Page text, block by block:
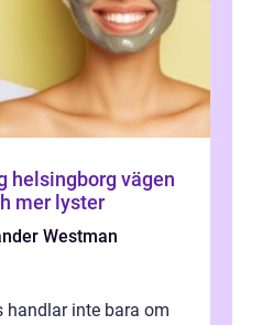
vägen
mer lyster
Westman
handlar inte bara om